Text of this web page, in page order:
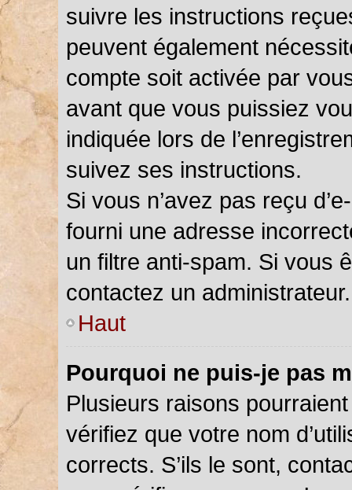
suivre les instructions
peuvent également
compte soit activée par
avant que vous puissiez
indiquée lors de
suivez ses instructions.
Si vous n’avez pas reçu
fourni une adresse
un filtre anti-spam. Si vous
contactez un administrateur.
Haut
Pourquoi ne puis-je pas
Plusieurs raisons
vérifiez que votre nom
corrects. S’ils le sont,